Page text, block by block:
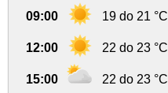
09:00 19 do 21 °C
12:00 22 do 23 °C
15:00 22 do 23 °C